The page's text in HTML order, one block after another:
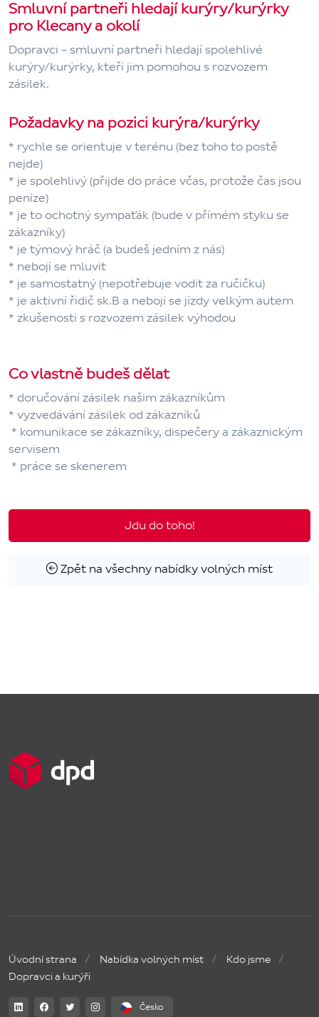
Smluvní partneři hledají kurýry/kurýrky
pro Klecany a okolí
Dopravci - smluvní partneři hledají spolehlivé
kurýry/kurýrky, kteří jim pomohou s rozvozem
zásilek.
Požadavky na pozici kurýra/kurýrky
* rychle se orientuje v terénu (bez toho to postě
nejde)
* je spolehlivý (přijde do práce včas, protože čas jsou
peníze)
* je to ochotný sympaťák (bude v přímém styku se
zákazníky)
* je týmový hráč (a budeš jedním z nás)
* nebojí se mluvit
* je samostatný (nepotřebuje vodit za ručičku)
* je aktivní řidič sk.B a nebojí se jízdy velkým autem
* zkušenosti s rozvozem zásilek výhodou
Co vlastně budeš dělat
* doručování zásilek našim zákazníkům
* vyzvedávání zásilek od zákazníků
* komunikace se zákazníky, dispečery a zákaznickým
servisem
* práce se skenerem
Jdu do toho!
Zpět na všechny nabídky volných míst
Úvodní strana Nabídka volných míst
Kdo jsme
Dopravci a kurýři
Česko